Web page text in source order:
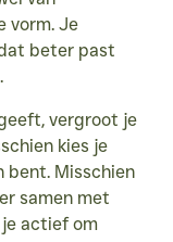
vorm. Je
beter past
vergroot je
kies je
bent. Misschien
samen met
je actief om